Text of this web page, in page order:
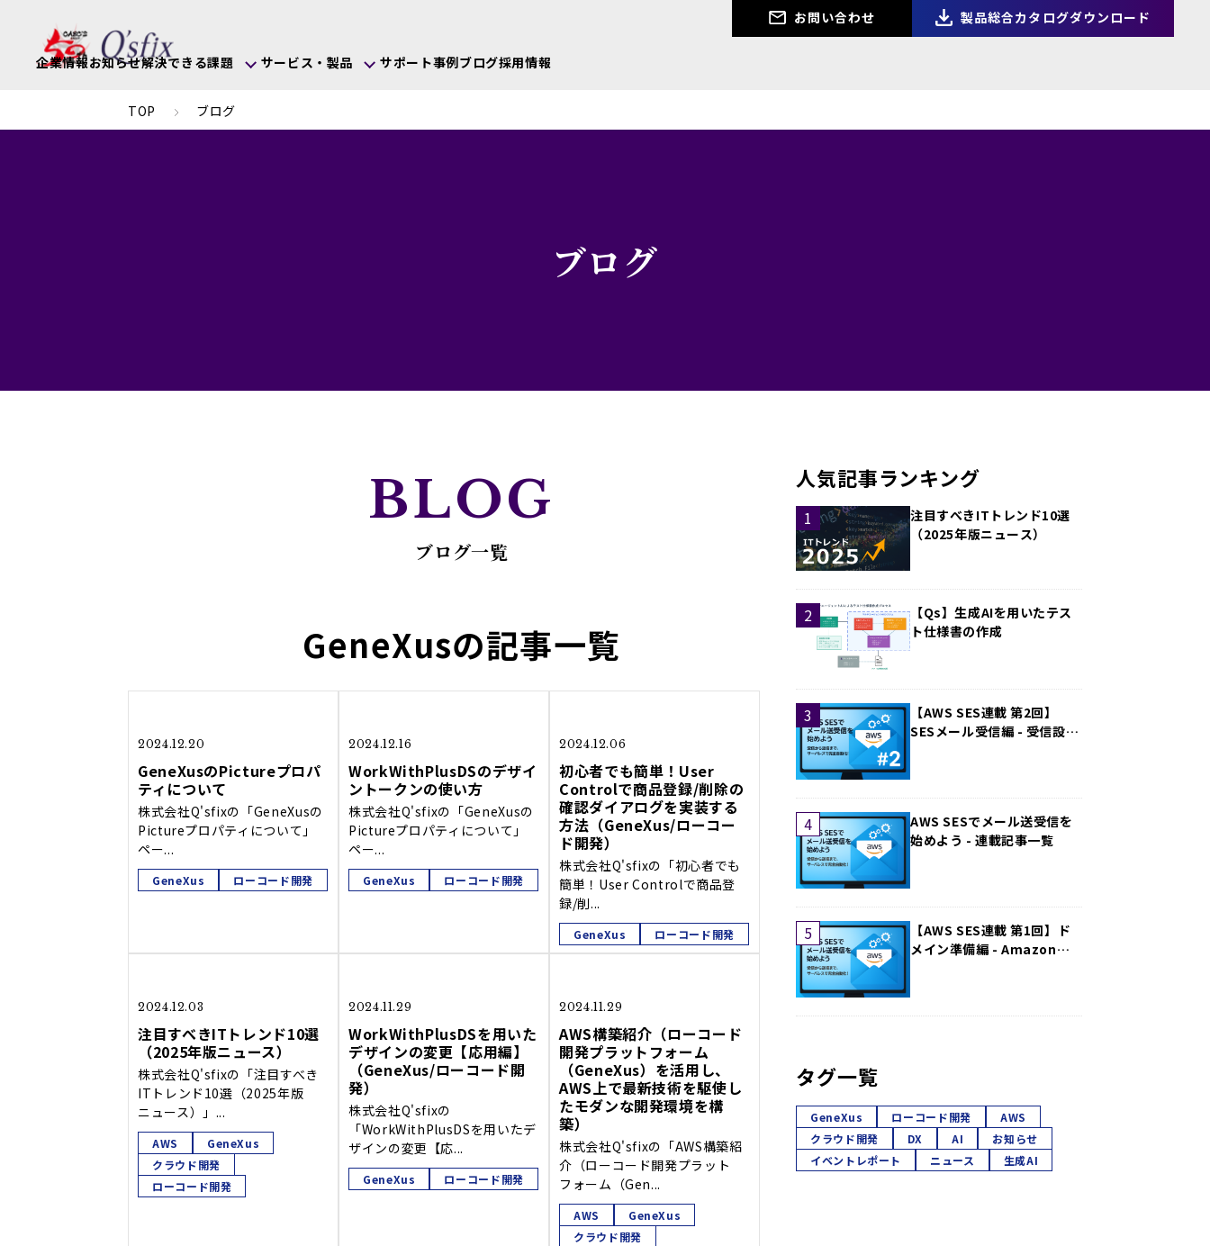
お問い合わせ 製品総合カタログダウンロード
企業情報お知らせ解決できる課題 サービス・製品 サポート事例ブログ採用情報
TOP ブログ
ブログ
BLOG
ブログ一覧
GeneXusの記事一覧
2024.12.20
GeneXusのPictureプロパ
ティについて
株式会社Q'sfixの「GeneXusの
Pictureプロパティについて」
ペー...
GeneXus ローコード開発
2024.12.16
WorkWithPlusDSのデザイ
ントークンの使い方
株式会社Q'sfixの「GeneXusの
Pictureプロパティについて」
ペー...
GeneXus ローコード開発
2024.12.06
初心者でも簡単！User
Controlで商品登録/削除の
確認ダイアログを実装する
方法（GeneXus/ローコー
ド開発）
株式会社Q'sfixの「初心者でも
簡単！User Controlで商品登
録/削...
GeneXus ローコード開発
2024.12.03
注目すべきITトレンド10選
（2025年版ニュース）
株式会社Q'sfixの「注目すべき
ITトレンド10選（2025年版
ニュース）」...
AWS
GeneXus
クラウド開発
ローコード開発
2024.11.29
WorkWithPlusDSを用いた
デザインの変更【応用編】
（GeneXus/ローコード開
発）
株式会社Q'sfixの
「WorkWithPlusDSを用いたデ
ザインの変更【応...
GeneXus ローコード開発
2024.11.29
AWS構築紹介（ローコード
開発プラットフォーム
（GeneXus）を活用し、
AWS上で最新技術を駆使し
たモダンな開発環境を構
築）
株式会社Q'sfixの「AWS構築紹
介（ローコード開発プラット
フォーム（Gen...
AWS
GeneXus
クラウド開発
人気記事ランキング
注目すべきITトレンド10選
（2025年版ニュース）
【Qs】生成AIを用いたテス
ト仕様書の作成
【AWS SES連載 第2回】
SESメール受信編 - 受信設定
AWS SESでメール送受信を
始めよう - 連載記事一覧
【AWS SES連載 第1回】ド
メイン準備編 - Amazon
タグ一覧
GeneXus ローコード開発
AWS
クラウド開発
DX AI
お知らせ
イベントレポート
ニュース 生成AI